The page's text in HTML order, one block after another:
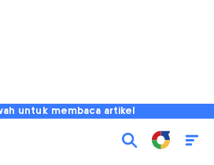
untuk membaca artikel